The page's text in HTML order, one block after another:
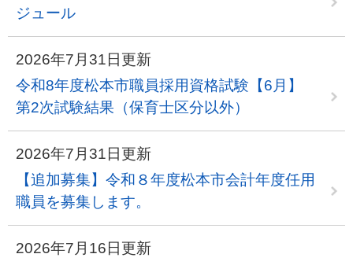
ジュール
2026年7月31日更新
令和8年度松本市職員採用資格試験【6月】
第2次試験結果（保育士区分以外）
2026年7月31日更新
【追加募集】令和８年度松本市会計年度任用
職員を募集します。
2026年7月16日更新